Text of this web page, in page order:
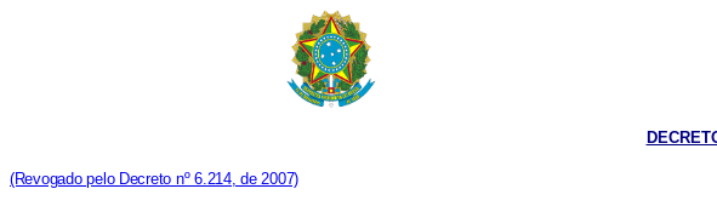
(Revogado pelo Decreto nº 6.214, de 2007)